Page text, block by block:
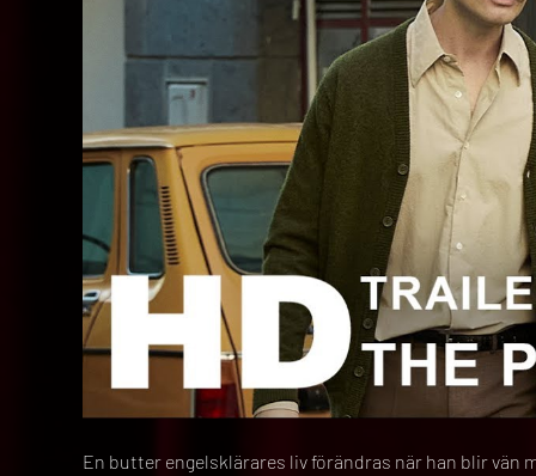
En butter engelsklärares liv förändras när han blir vän